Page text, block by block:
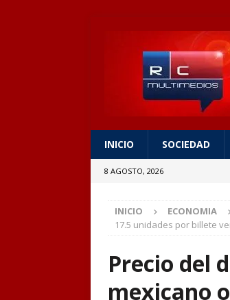
INICIO SOCIEDAD
8 AGOSTO, 2026
INICIO ECONOMIA
17.5 unidades por billete
Precio del
mexicano